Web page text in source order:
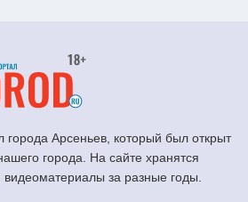
города Арсеньев, который был открыт
города. На сайте хранятся
за разные годы.